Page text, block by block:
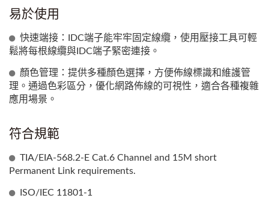
易於使用
快速端接：IDC端子能牢牢固定線纜，使用壓接工具可輕
鬆將每根線纜與IDC端子緊密連接。
顏色管理：提供多種顏色選擇，方便佈線標識和維護管
理。通過色彩區分，優化網路佈線的可視性，適合各種複雜
應用場景。
符合規範
TIA/EIA-568.2-E Cat.6 Channel and 15M short
Permanent Link requirements.
ISO/IEC 11801-1